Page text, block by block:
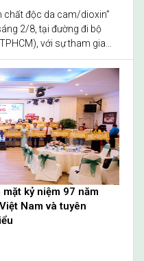
chất độc da cam/dioxin”
2/8, tại đường đi bộ
với sự tham gia
kỷ niệm 97 năm
Nam và tuyên